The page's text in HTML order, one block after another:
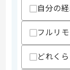
スキル
自分の
フルリ
どれく